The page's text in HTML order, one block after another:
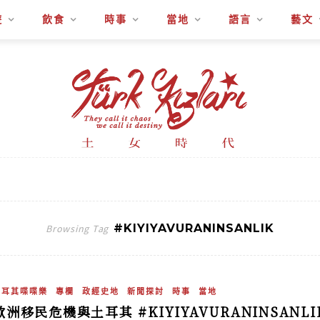
飲食 時事 當地 語言 藝文
Browsing Tag #KIYIYAVURANINSANLIK
其喋喋樂 專欄 政經史地 新聞探討 時事 當地
洲移民危機與土耳其